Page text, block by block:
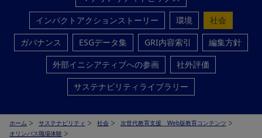
インパクトアクションストーリー
環境
社会
ガバナンス
ESGデータ集 GRI内容索引
編集方針
外部イニシアティブへの参画
社外評価
サステナビリティライブラリー
ホーム サステナビリティ 社会
次世代教育支援 Web版教育コンテンツ
オリンパス職場体験